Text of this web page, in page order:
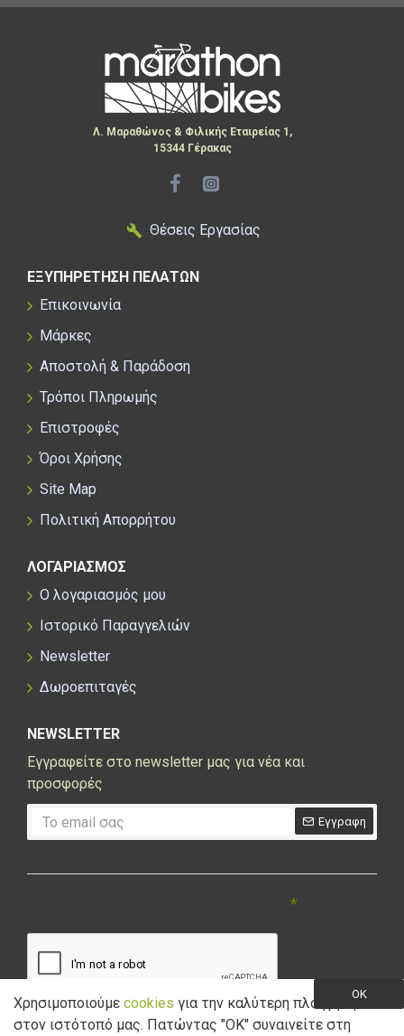
Λ. Μαραθώνος & Φιλικής Εταιρείας 1,
15344 Γέρακας
Θέσεις Εργασίας
ΕΞΥΠΗΡΕΤΗΣΗ ΠΕΛΑΤΩΝ
Επικοινωνία
Μάρκες
Αποστολή & Παράδοση
Τρόποι Πληρωμής
Επιστροφές
Όροι Χρήσης
Site Map
Πολιτική Απορρήτου
ΛΟΓΑΡΙΑΣΜΟΣ
Ο λογαριασμός μου
Ιστορικό Παραγγελιών
Newsletter
Δωροεπιταγές
NEWSLETTER
Εγγραφείτε στο newsletter μας για νέα και
προσφορές
Εγγραφη
Έχω διαβάσει και αποδέχομαι την Πολιτική Απορρήτου
OK
Χρησιμοποιούμε cookies για την καλύτερη πλοήγηση
στον ιστότοπό μας. Πατώντας "ΟK" συναινείτε στη